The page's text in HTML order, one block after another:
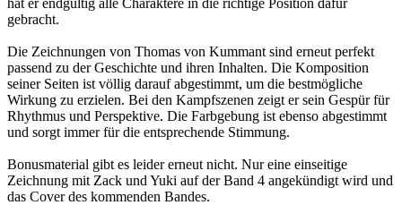
gebracht.
Die Zeichnungen von Thomas von Kummant sind erneut perfekt
passend zu der Geschichte und ihren Inhalten. Die Komposition
seiner Seiten ist völlig darauf abgestimmt, um die bestmögliche
Wirkung zu erzielen. Bei den Kampfszenen zeigt er sein Gespür für
Rhythmus und Perspektive. Die Farbgebung ist ebenso abgestimmt
und sorgt immer für die entsprechende Stimmung.
Bonusmaterial gibt es leider erneut nicht. Nur eine einseitige
Zeichnung mit Zack und Yuki auf der Band 4 angekündigt wird und
das Cover des kommenden Bandes.